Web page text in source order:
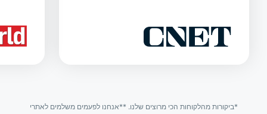
*ביקורות מהלקוחות הכי מרוצים שלנו. **אנחנו לפעמים משלמים לאתרי